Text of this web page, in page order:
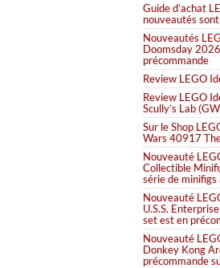
Guide d’achat
nouveautés
Nouveautés
Doomsday
précommande
Review LEGO
Review LEGO
Scully’s Lab
Sur le Shop
Wars 40917
Nouveauté
Collectible
série de
Nouveauté
U.S.S.
set est en
Nouveauté
Donkey Kong
précommande